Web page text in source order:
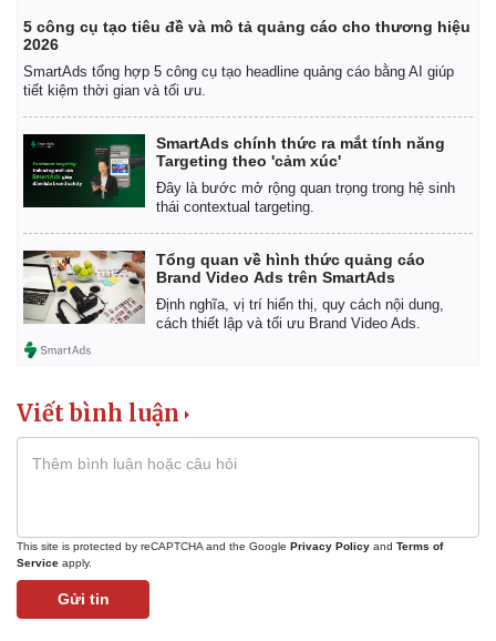
Chứng khoán
5 công cụ tạo tiêu đề và mô tả quảng cáo cho thương hiệu
2026
SmartAds tổng hợp 5 công cụ tạo headline quảng cáo bằng AI giúp
tiết kiệm thời gian và tối ưu.
SmartAds chính thức ra mắt tính năng
Targeting theo 'cảm xúc'
Đây là bước mở rộng quan trọng trong hệ sinh
thái contextual targeting.
Tổng quan về hình thức quảng cáo
Brand Video Ads trên SmartAds
Định nghĩa, vị trí hiển thị, quy cách nội dung,
cách thiết lập và tối ưu Brand Video Ads.
Viết bình luận
This site is protected by reCAPTCHA and the Google Privacy Policy and Terms of
Service apply.
Gửi tin